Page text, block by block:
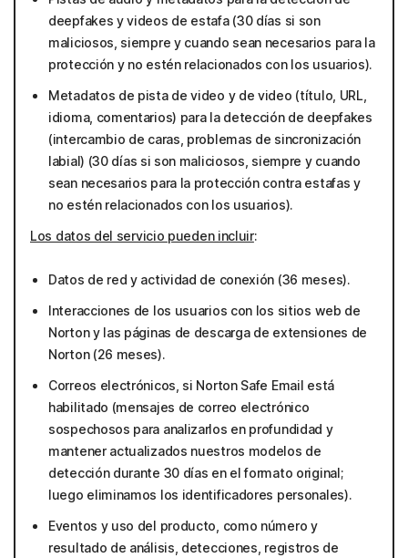
deepfakes y videos de estafa (30 días si son
maliciosos, siempre y cuando sean necesarios para la
protección y no estén relacionados con los usuarios).
Metadatos de pista de video y de video (título, URL,
idioma, comentarios) para la detección de deepfakes
(intercambio de caras, problemas de sincronización
labial) (30 días si son maliciosos, siempre y cuando
sean necesarios para la protección contra estafas y
no estén relacionados con los usuarios).
Los datos del servicio pueden incluir:
Datos de red y actividad de conexión (36 meses).
Interacciones de los usuarios con los sitios web de
Norton y las páginas de descarga de extensiones de
Norton (26 meses).
Correos electrónicos, si Norton Safe Email está
habilitado (mensajes de correo electrónico
sospechosos para analizarlos en profundidad y
mantener actualizados nuestros modelos de
detección durante 30 días en el formato original;
luego eliminamos los identificadores personales).
Eventos y uso del producto, como número y
resultado de análisis, detecciones, registros de